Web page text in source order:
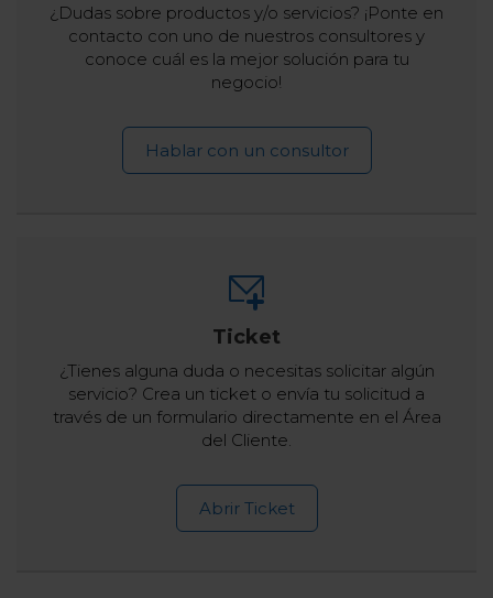
¿Dudas sobre productos y/o servicios? ¡Ponte en
contacto con uno de nuestros consultores y
conoce cuál es la mejor solución para tu
negocio!
Hablar con un consultor
Ticket
¿Tienes alguna duda o necesitas solicitar algún
servicio? Crea un ticket o envía tu solicitud a
través de un formulario directamente en el Área
del Cliente.
Abrir Ticket